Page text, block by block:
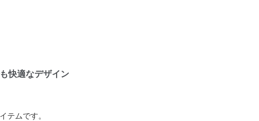
快適なデザイン
ムです。